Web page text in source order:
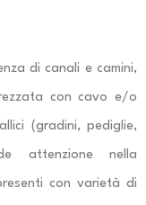
di canali e camini,
con cavo e/o
(gradini, pediglie,
attenzione nella
con varietà di